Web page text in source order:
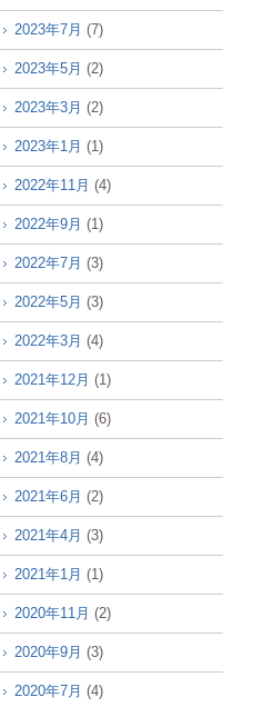
2023年7月 (7)
2023年5月 (2)
2023年3月 (2)
2023年1月 (1)
2022年11月 (4)
2022年9月 (1)
2022年7月 (3)
2022年5月 (3)
2022年3月 (4)
2021年12月 (1)
2021年10月 (6)
2021年8月 (4)
2021年6月 (2)
2021年4月 (3)
2021年1月 (1)
2020年11月 (2)
2020年9月 (3)
2020年7月 (4)